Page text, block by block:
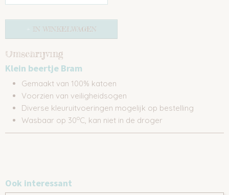
IN WINKELWAGEN
Omschrijving
Klein beertje Bram
Gemaakt van 100% katoen
Voorzien van veiligheidsogen
Diverse kleuruitvoeringen mogelijk op bestelling
Wasbaar op 30oC, kan niet in de droger
Ook interessant